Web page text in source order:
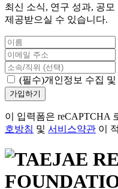
최신 소식, 연구 성과, 공
제공받으실 수 있습니다.
(필수)개인정보 수집
가입하기
이 입력폼은 reCAPTCHA
호방침 및 서비스약관 이